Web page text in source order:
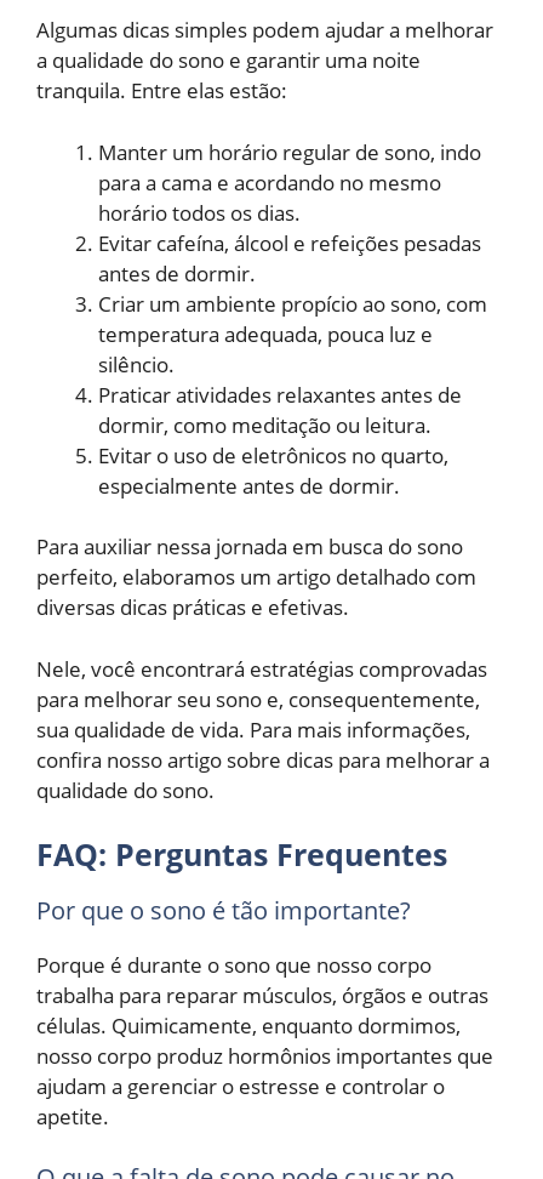
Algumas dicas simples podem ajudar a melhorar
a qualidade do sono e garantir uma noite
tranquila. Entre elas estão:
Manter um horário regular de sono, indo
para a cama e acordando no mesmo
horário todos os dias.
Evitar cafeína, álcool e refeições pesadas
antes de dormir.
Criar um ambiente propício ao sono, com
temperatura adequada, pouca luz e
silêncio.
Praticar atividades relaxantes antes de
dormir, como meditação ou leitura.
Evitar o uso de eletrônicos no quarto,
especialmente antes de dormir.
Para auxiliar nessa jornada em busca do sono
perfeito, elaboramos um artigo detalhado com
diversas dicas práticas e efetivas.
Nele, você encontrará estratégias comprovadas
para melhorar seu sono e, consequentemente,
sua qualidade de vida. Para mais informações,
confira nosso artigo sobre dicas para melhorar a
qualidade do sono.
FAQ: Perguntas Frequentes
Por que o sono é tão importante?
Porque é durante o sono que nosso corpo
trabalha para reparar músculos, órgãos e outras
células. Quimicamente, enquanto dormimos,
nosso corpo produz hormônios importantes que
ajudam a gerenciar o estresse e controlar o
apetite.